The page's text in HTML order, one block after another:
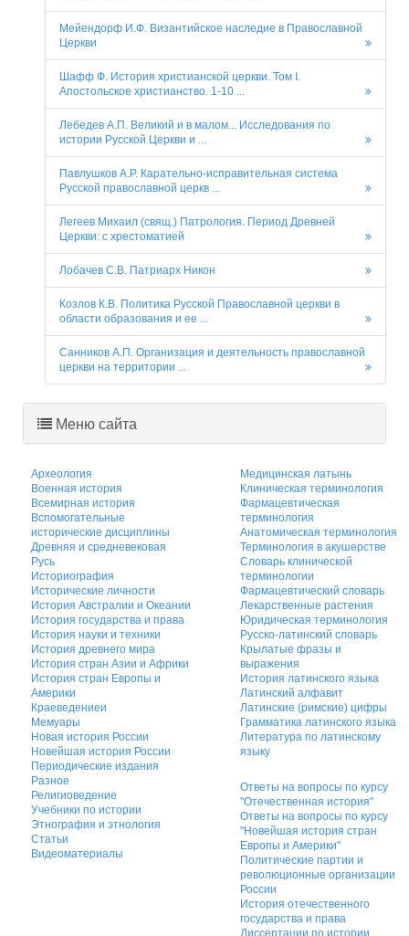
Мейендорф И.Ф. Византийское наследие в Православной
Церкви
Шафф Ф. История христианской церкви. Том I.
Апостольское христианство. 1-10 ...
Лебедев А.П. Великий и в малом... Исследования по
истории Русской Церкви и ...
Павлушков А.Р. Карательно-исправительная система
Русской православной церкв ...
Легеев Михаил (свящ.) Патрология. Период Древней
Церкви: с хрестоматией
Лобачев С.В. Патриарх Никон
Козлов К.В. Политика Русской Православной церкви в
области образования и ее ...
Санников А.П. Организация и деятельность православной
церкви на территории ...
Меню сайта
Археология
Военная история
Всемирная история
Вспомогательные
исторические дисциплины
Древняя и средневековая
Русь
Историография
Исторические личности
История Австралии и Океании
История государства и права
История науки и техники
История древнего мира
История стран Азии и Африки
История стран Европы и
Америки
Краеведениеи
Мемуары
Новая история России
Новейшая история России
Периодические издания
Разное
Религиоведение
Учебники по истории
Этнография и этнология
Статьи
Видеоматериалы
Медицинская латынь
Клиническая терминология
Фармацевтическая
терминология
Анатомическая терминология
Терминология в акушерстве
Словарь клинической
терминологии
Фармацевтический словарь
Лекарственные растения
Юридическая терминология
Русско-латинский словарь
Крылатые фразы и
выражения
История латинского языка
Латинский алфавит
Латинские (римские) цифры
Грамматика латинского языка
Литература по латинскому
языку
Ответы на вопросы по курсу
"Отечественная история"
Ответы на вопросы по курсу
"Новейшая история стран
Европы и Америки"
Политические партии и
революционные организации
России
История отечественного
государства и права
Диссертации по истории